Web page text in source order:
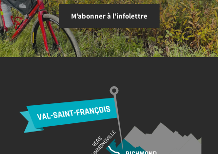
M’abonner à l’infolettre